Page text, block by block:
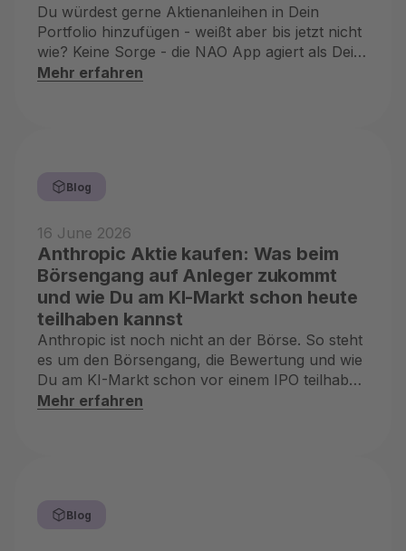
Du würdest gerne Aktienanleihen in Dein
Portfolio hinzufügen - weißt aber bis jetzt nicht
wie? Keine Sorge - die NAO App agiert als Dein
Aktienanleihen Finder
Mehr erfahren
Blog
16 June 2026
Anthropic Aktie kaufen: Was beim
Börsengang auf Anleger zukommt
und wie Du am KI-Markt schon heute
teilhaben kannst
Anthropic ist noch nicht an der Börse. So steht
es um den Börsengang, die Bewertung und wie
Du am KI-Markt schon vor einem IPO teilhaben
kannst.
Mehr erfahren
Blog